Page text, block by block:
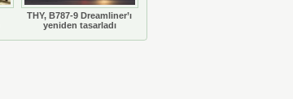
THY, B787-9 Dreamliner’ı
yeniden tasarladı